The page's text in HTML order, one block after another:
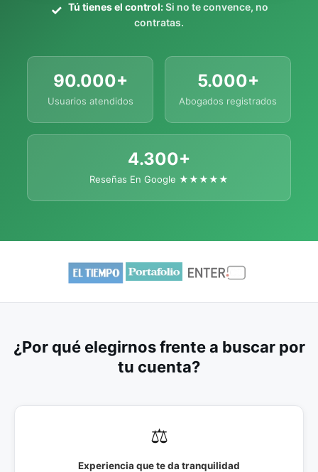
Tú tienes el control:Si no te convence, no
contratas.
90.000+
Usuarios atendidos
5.000+
Abogados registrados
4.300+
Reseñas En Google ★★★★★
¿Por qué elegirnos frente a buscar por
tu cuenta?
⚖️
Experiencia que te da tranquilidad